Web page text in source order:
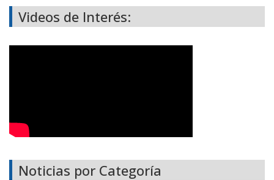
Videos de Interés:
Noticias por Categoría